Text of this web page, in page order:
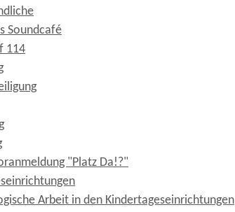
Soundcafé
114
"Platz Da!?"
Arbeit in den Kindertageseinrichtungen